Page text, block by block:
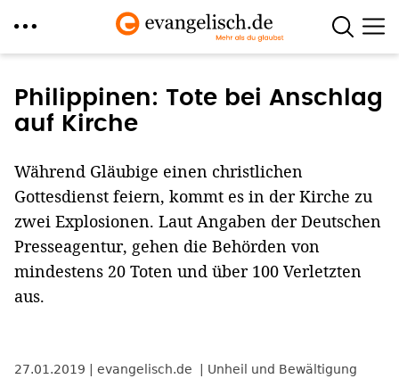
zum
Inhalt
Philippinen: Tote bei Anschlag
auf Kirche
Während Gläubige einen christlichen
Gottesdienst feiern, kommt es in der Kirche zu
zwei Explosionen. Laut Angaben der Deutschen
Presseagentur, gehen die Behörden von
mindestens 20 Toten und über 100 Verletzten
aus.
27.01.2019 evangelisch.de Unheil und Bewältigung